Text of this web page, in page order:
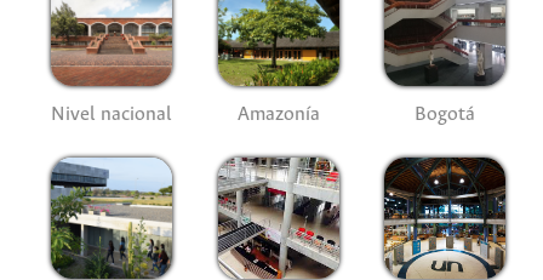
Nivel nacional Amazonía Bogotá